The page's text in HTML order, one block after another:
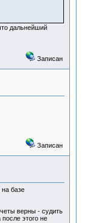
дальнейший
Записан
Записан
базе
верны - судить
этого не